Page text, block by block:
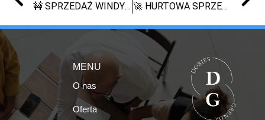
🚧 SPRZEDAŻ WINDY DEKARSKIEJ Z MASY UPADŁOŚCI 🚀 HURTOWA SPRZEDAŻ KUBKÓW PREMIUM DO SUBLIMACJI – PONAD 4 000 SZTUK!
MENU
O nas
Oferta